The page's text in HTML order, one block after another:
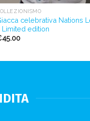
celebrativa Nations
Limited edition
45.00